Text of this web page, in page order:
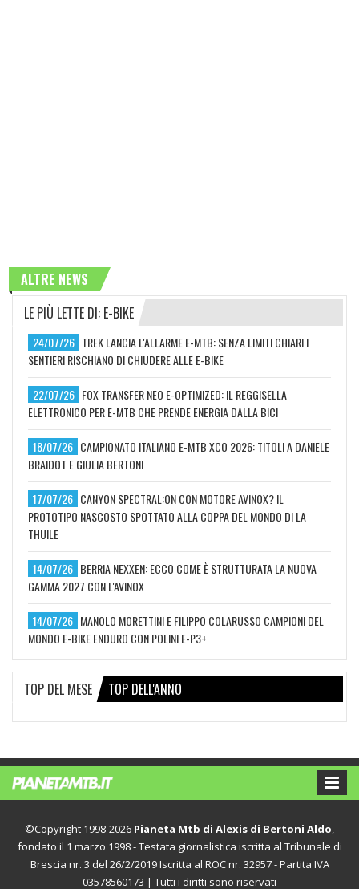
ALTRE NEWS
LE PIÙ LETTE DI: E-BIKE
24/07/26 TREK LANCIA L'ALLARME E-MTB: SENZA LIMITI CHIARI I
SENTIERI RISCHIANO DI CHIUDERE ALLE E-BIKE
22/07/26 FOX TRANSFER NEO E-OPTIMIZED: IL REGGISELLA
ELETTRONICO PER E-MTB CHE PRENDE ENERGIA DALLA BICI
18/07/26 CAMPIONATO ITALIANO E-MTB XCO 2026: TITOLI A DANIELE
BRAIDOT E GIULIA BERTONI
17/07/26 CANYON SPECTRAL:ON CON MOTORE AVINOX? IL
PROTOTIPO NASCOSTO SPOTTATO ALLA COPPA DEL MONDO DI LA
THUILE
14/07/26 BERRIA NEXXEN: ECCO COME È STRUTTURATA LA NUOVA
GAMMA 2027 CON L'AVINOX
14/07/26 MANOLO MORETTINI E FILIPPO COLARUSSO CAMPIONI DEL
MONDO E-BIKE ENDURO CON POLINI E-P3+
TOP DEL MESE TOP DELL'ANNO
©Copyright 1998-2026 Pianeta Mtb di Alexis di Bertoni Aldo
fondato il 1 marzo 1998 - Testata giornalistica iscritta al Tribunale di
Brescia nr. 3 del 26/2/2019 Iscritta al ROC nr. 32957 - Partita IVA
03578560173 | Tutti i diritti sono riservati